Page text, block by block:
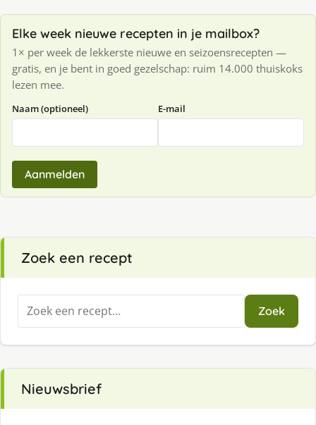
Elke week nieuwe recepten in je mailbox?
1× per week de lekkerste nieuwe en seizoensrecepten —
gratis, en je bent in goed gezelschap: ruim 14.000 thuiskoks
lezen mee.
Naam (optioneel) E-mail
Aanmelden
Zoek een recept
Zoeken
naar:
Zoek
Nieuwsbrief